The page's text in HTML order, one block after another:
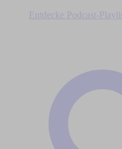
Entdecke Podcast-